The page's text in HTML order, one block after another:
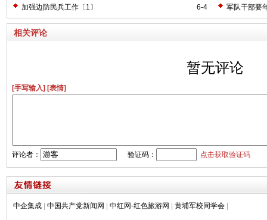
6-4
加强边防民兵工作〔1〕 军队干部要
相关评论
暂无评论
[手写输入] [表情]
评论者： 验证码： 点击获取验证码
中企集成 中国共产党新闻网 中红网-红色旅游网 黄埔军校同学会